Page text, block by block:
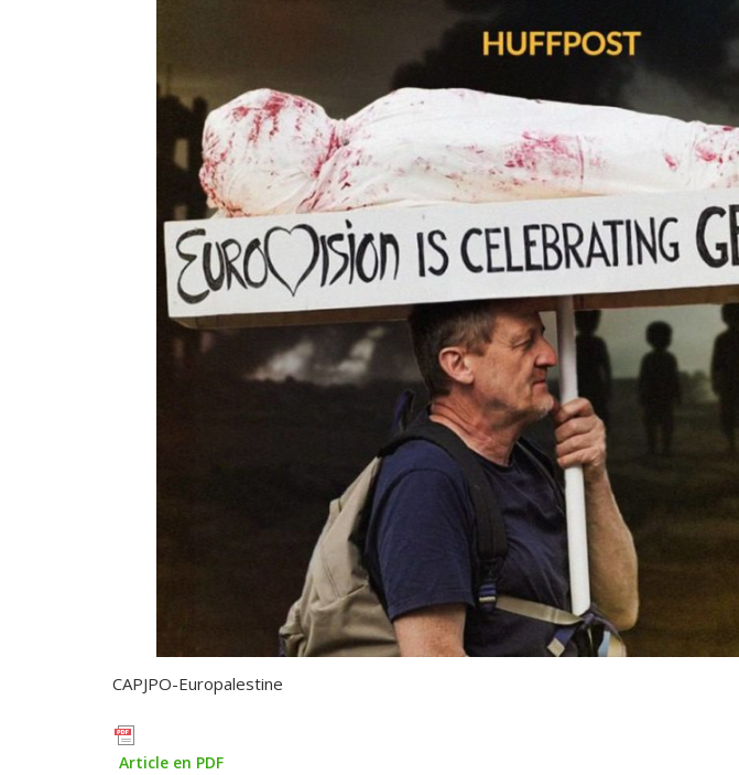
CAPJPO-Europalestine
Article en PDF